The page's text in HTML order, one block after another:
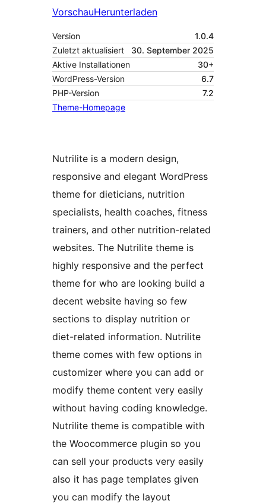
VorschauHerunterladen
Version
1.0.4
Zuletzt aktualisiert
30. September 2025
Aktive Installationen
30+
WordPress-Version
6.7
PHP-Version
7.2
Theme-Homepage
Nutrilite is a modern design,
responsive and elegant WordPress
theme for dieticians, nutrition
specialists, health coaches, fitness
trainers, and other nutrition-related
websites. The Nutrilite theme is
highly responsive and the perfect
theme for who are looking build a
decent website having so few
sections to display nutrition or
diet-related information. Nutrilite
theme comes with few options in
customizer where you can add or
modify theme content very easily
without having coding knowledge.
Nutrilite theme is compatible with
the Woocommerce plugin so you
can sell your products very easily
also it has page templates given
you can modify the layout